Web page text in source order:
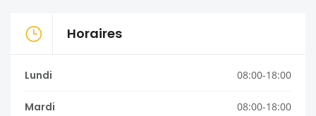
Horaires
Lundi 08:00-18:00
Mardi 08:00-18:00